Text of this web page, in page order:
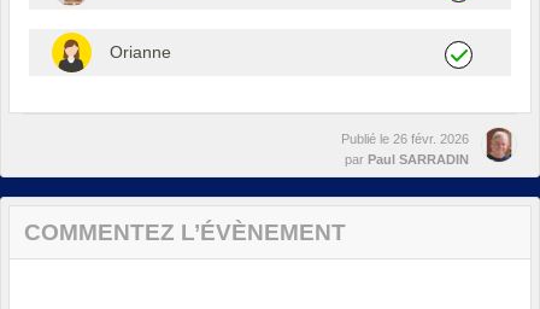
Orianne
Publié le 26 févr. 2026
par Paul SARRADIN
COMMENTEZ L’ÉVÈNEMENT